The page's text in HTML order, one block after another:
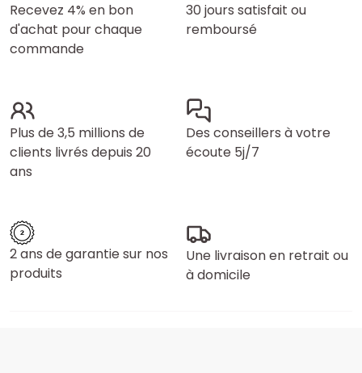
Recevez 4% en bon
d'achat pour chaque
commande
30 jours satisfait ou
remboursé
Plus de 3,5 millions de
clients livrés depuis 20
ans
Des conseillers à votre
écoute 5j/7
2 ans de garantie sur nos
produits
Une livraison en retrait ou
à domicile